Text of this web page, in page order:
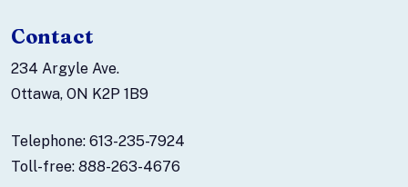
Contact
234 Argyle Ave.
Ottawa, ON K2P 1B9
Telephone: 613-235-7924
Toll-free: 888-263-4676